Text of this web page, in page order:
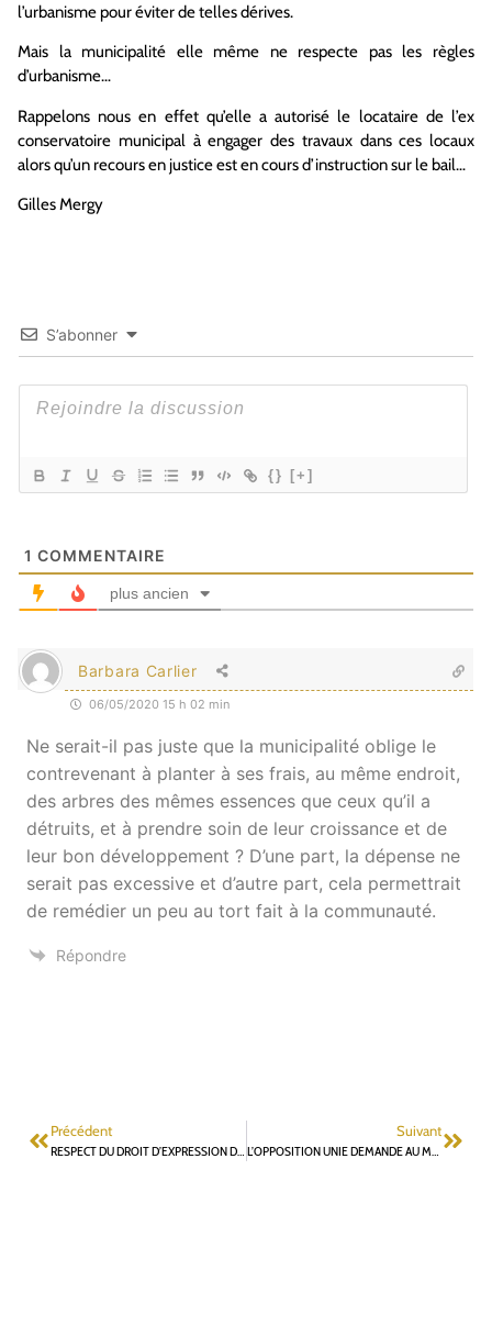
l’urbanisme pour éviter de telles dérives.
Mais la municipalité elle même ne respecte pas les règles
d’urbanisme…
Rappelons nous en effet qu’elle a autorisé le locataire de l’ex
conservatoire municipal à engager des travaux dans ces locaux
alors qu’un recours en justice est en cours d’instruction sur le bail…
Gilles Mergy
S’abonner
{} [+]
1 COMMENTAIRE
plus ancien
Barbara Carlier
06/05/2020 15 h 02 min
Ne serait-il pas juste que la municipalité oblige le
contrevenant à planter à ses frais, au même endroit,
des arbres des mêmes essences que ceux qu’il a
détruits, et à prendre soin de leur croissance et de
leur bon développement ? D’une part, la dépense ne
serait pas excessive et d’autre part, cela permettrait
de remédier un peu au tort fait à la communauté.
Répondre
Précédent Suivant